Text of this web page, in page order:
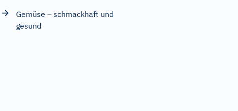
Gemüse – schmackhaft und
gesund